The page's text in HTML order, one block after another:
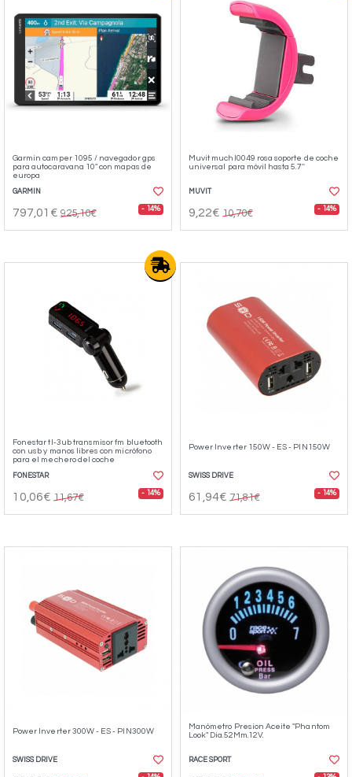
Garmin camper 1095 / navegador gps
para autocaravana 10" con mapas de
europa
GARMIN
797,01€ 925,10€ - 14%
Muvit muchl0049 rosa soporte de coche
universal para móvil hasta 5.7''
MUVIT
9,22€ 10,70€ - 14%
Fonestar tl-3ub transmisor fm bluetooth
con usb y manos libres con micrófono
para el mechero del coche
FONESTAR
10,06€ 11,67€ - 14%
Power Inverter 150W - ES - PIN150W
SWISS DRIVE
61,94€ 71,81€ - 14%
Power Inverter 300W - ES - PIN300W
SWISS DRIVE
Manómetro Presion Aceite "Phantom
Look" Dia.52Mm.12V.
RACE SPORT